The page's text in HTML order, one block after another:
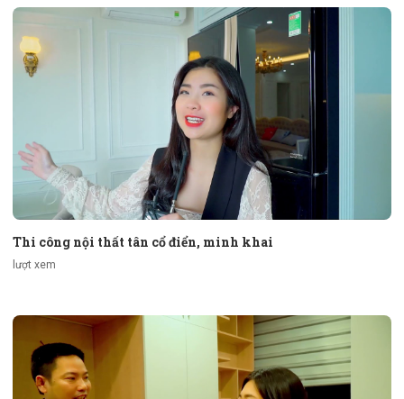
Thi công nội thất tân cổ điển, minh khai
lượt xem